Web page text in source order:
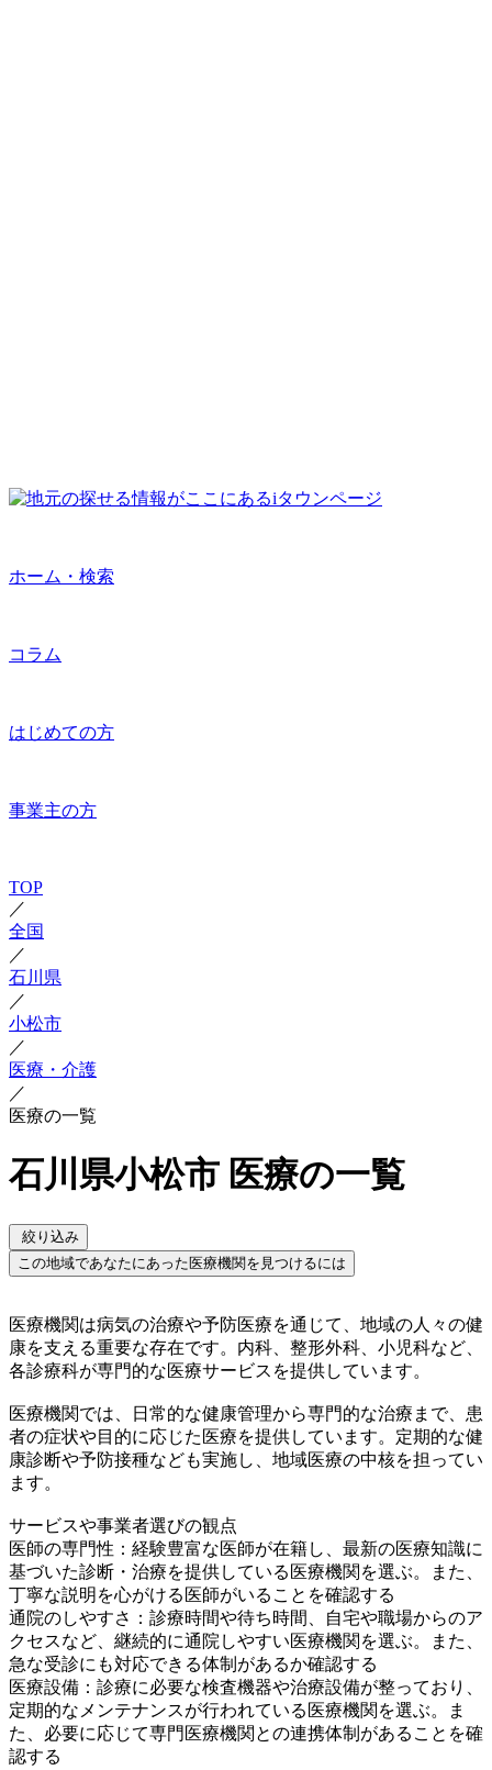
ホーム・検索
コラム
はじめての方
事業主の方
TOP
／
全国
／
石川県
／
小松市
／
医療・介護
／
医療の一覧
石川県小松市 医療の一覧
絞り込み
この地域であなたにあった医療機関を見つけるには
医療機関は病気の治療や予防医療を通じて、地域の人々の健
康を支える重要な存在です。内科、整形外科、小児科など、
各診療科が専門的な医療サービスを提供しています。
医療機関では、日常的な健康管理から専門的な治療まで、患
者の症状や目的に応じた医療を提供しています。定期的な健
康診断や予防接種なども実施し、地域医療の中核を担ってい
ます。
サービスや事業者選びの観点
医師の専門性：経験豊富な医師が在籍し、最新の医療知識に
基づいた診断・治療を提供している医療機関を選ぶ。また、
丁寧な説明を心がける医師がいることを確認する
通院のしやすさ：診療時間や待ち時間、自宅や職場からのア
クセスなど、継続的に通院しやすい医療機関を選ぶ。また、
急な受診にも対応できる体制があるか確認する
医療設備：診療に必要な検査機器や治療設備が整っており、
定期的なメンテナンスが行われている医療機関を選ぶ。ま
た、必要に応じて専門医療機関との連携体制があることを確
認する